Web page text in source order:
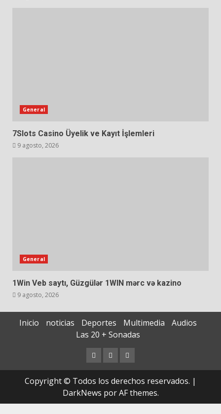
General
7Slots Casino Üyelik ve Kayıt İşlemleri
9 agosto, 2026
General
1Win Veb saytı, Güzgülər 1WIN mərc və kazino
9 agosto, 2026
Inicio noticias Deportes Multimedia
Audios
Las 20 + Sonadas
Copyright © Todos los derechos reservados. |
DarkNews por AF themes.